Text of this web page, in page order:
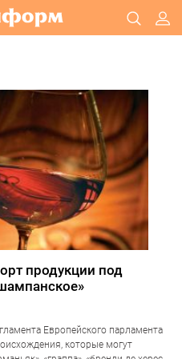
продукции под
Европейского парламента
которые могут